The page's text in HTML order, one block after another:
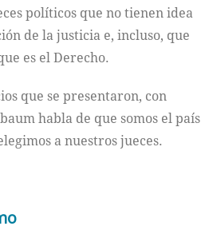
políticos que no tienen idea
de la justicia e, incluso, que
es el Derecho.
que se presentaron, con
habla de que somos el país
a nuestros jueces.